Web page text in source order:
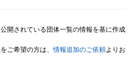
開されている団体一覧の情報を基に作成
ご希望の方は、情報追加のご依頼よりお